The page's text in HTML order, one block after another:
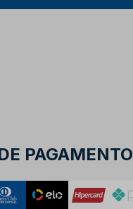
PAGAMENTO